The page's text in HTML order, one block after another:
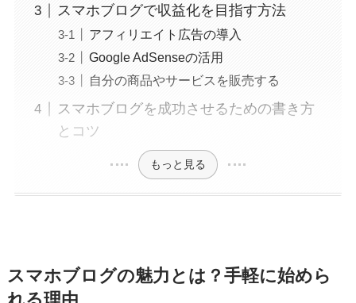
スマホブログで収益化を目指す方法
アフィリエイト広告の導入
Google AdSenseの活用
自分の商品やサービスを販売する
スマホブログを成功させるための書き方
とコツ
もっと見る
スマホブログの魅力とは？手軽に始めら